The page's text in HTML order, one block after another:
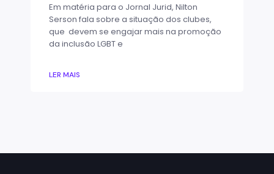
Em matéria para o Jornal Jurid, Nilton
Serson fala sobre a situação dos clubes,
que devem se engajar mais na promoção
da inclusão LGBT e
LER MAIS